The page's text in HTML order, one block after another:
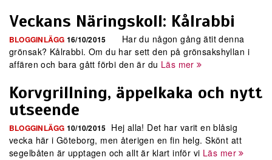
Veckans Näringskoll: Kålrabbi
BLOGGINLÄGG 16/10/2015 Har du någon gång ätit denna
grönsak? Kålrabbi. Om du har sett den på grönsakshyllan i
affären och bara gått förbi den är du Läs mer
Korvgrillning, äppelkaka och nytt
utseende
BLOGGINLÄGG 10/10/2015 Hej alla! Det har varit en blåsig
vecka här i Göteborg, men återigen en fin helg. Skönt att
segelbåten är upptagen och allt är klart inför vi Läs mer